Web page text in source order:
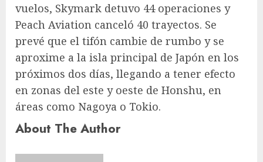
vuelos, Skymark detuvo 44 operaciones y
Peach Aviation canceló 40 trayectos. Se
prevé que el tifón cambie de rumbo y se
aproxime a la isla principal de Japón en los
próximos dos días, llegando a tener efecto
en zonas del este y oeste de Honshu, en
áreas como Nagoya o Tokio.
About The Author